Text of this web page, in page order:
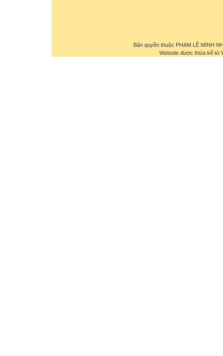
Bản quyền thuộc PHẠM LÊ MINH
Website được thừa kế từ